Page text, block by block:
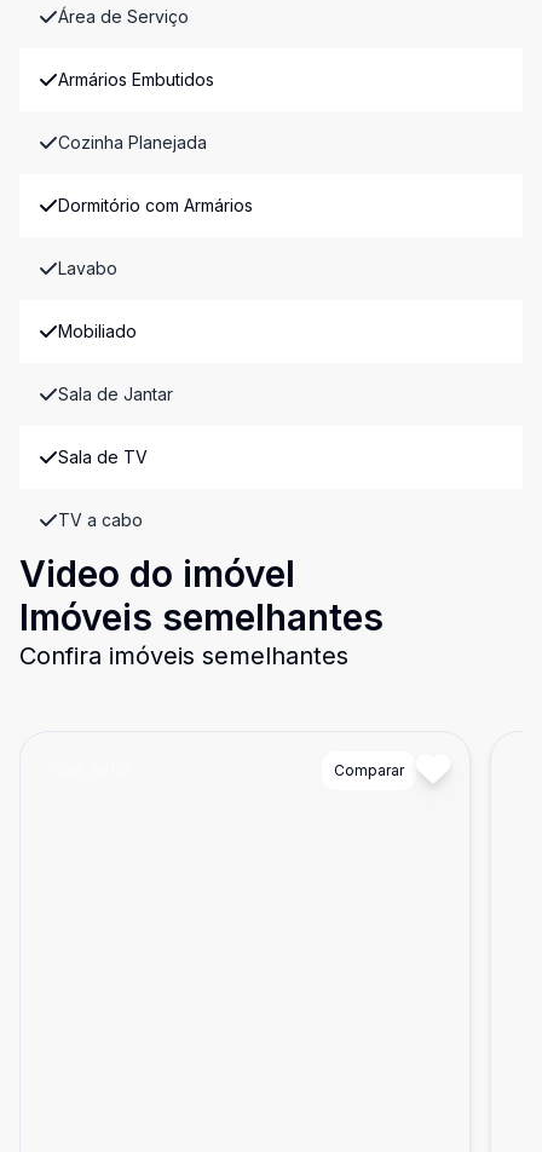
Área de Serviço
Armários Embutidos
Cozinha Planejada
Dormitório com Armários
Lavabo
Mobiliado
Sala de Jantar
Sala de TV
TV a cabo
Video do imóvel
Imóveis semelhantes
Confira imóveis semelhantes
Comparar